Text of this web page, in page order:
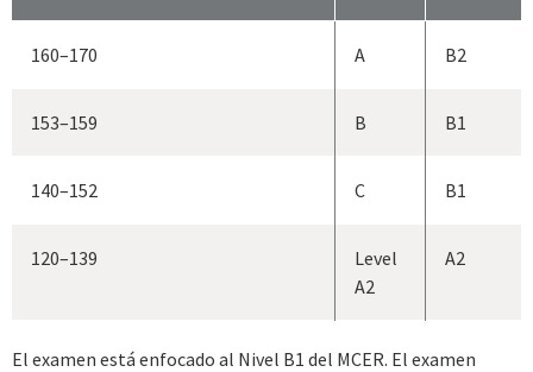
160–170 A B2
153–159 B B1
140–152 C B1
120–139
Level
A2
A2
El examen está enfocado al Nivel B1 del MCER. El examen